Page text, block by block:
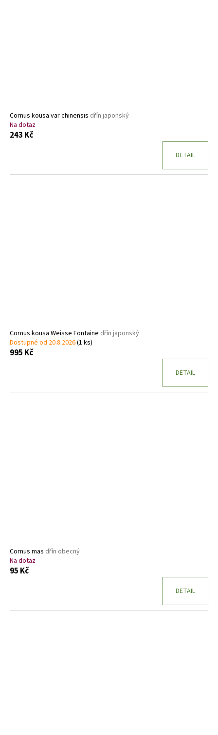
Cornus kousa var chinensis dřín japonský
Na dotaz
243 Kč
DETAIL
Cornus kousa Weisse Fontaine dřín japonský
Dostupné od 20.8.2026(1 ks)
995 Kč
DETAIL
Cornus mas dřín obecný
Na dotaz
95 Kč
DETAIL